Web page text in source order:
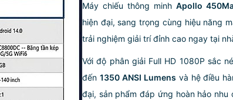
Máy chiếu thông minh Apollo
hiện đại, sang trọng cùng hiệu năng
trải nghiệm giải trí đỉnh cao ngay tại
Với độ phân giải Full HD 1080P sắc
đến 1350 ANSI Lumens và hệ điều
đại, sản phẩm đáp ứng hoàn hảo nhu